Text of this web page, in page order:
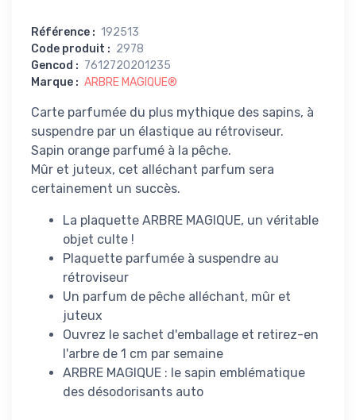
Référence : 192513
Code produit : 2978
Gencod : 7612720201235
Marque : ARBRE MAGIQUE®
Carte parfumée du plus mythique des sapins, à
suspendre par un élastique au rétroviseur.
Sapin orange parfumé à la pêche.
Mûr et juteux, cet alléchant parfum sera
certainement un succès.
La plaquette ARBRE MAGIQUE, un véritable
objet culte !
Plaquette parfumée à suspendre au
rétroviseur
Un parfum de pêche alléchant, mûr et
juteux
Ouvrez le sachet d'emballage et retirez-en
l'arbre de 1 cm par semaine
ARBRE MAGIQUE : le sapin emblématique
des désodorisants auto